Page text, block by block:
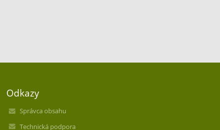
Odkazy
Správca obsahu
Technická podpora